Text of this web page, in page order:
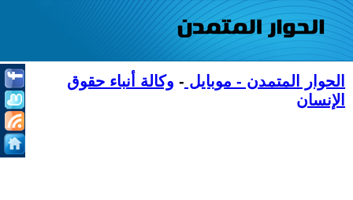
الحوار المتمدن - موبايل - وكالة أنباء حقوق
الإنسان